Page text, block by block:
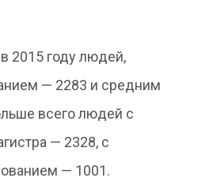
2015 году людей,
— 2283 и средним
всего людей с
— 2328, с
— 1001.